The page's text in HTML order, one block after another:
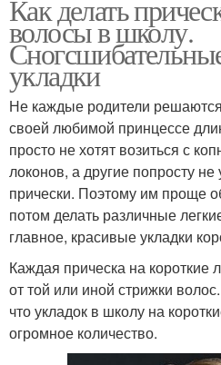
Как делать
волосы в школу.
укладки
Не каждые родители
своей любимой принцессе
просто не хотят возиться с
локонов, а другие попросту
прически. Поэтому им проще
потом делать различные
главное, красивые укладки
Каждая прическа на короткие
от той или иной стрижки
что укладок в школу на
огромное количество.